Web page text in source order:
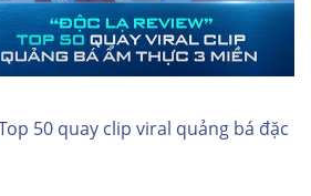
50 quay clip viral quảng bá đặc